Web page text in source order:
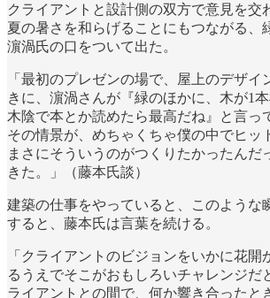
クライアントと設計側の双方で意見を交
夏の暑さを和らげることにもつながる、
濵渦氏の口をついて出た。
「最初のプレゼンの場で、屋上のデザイ
きに、濵渦さんが『緑のほかに、木が1
木陰で本とか読めたら最高だね』と言っ
その情景が、めちゃくちゃ僕の中でヒッ
まさにそういうのがつくりたかったんだ
きた。」（藤本氏談）
建築の仕事をやっていると、このような
すると、藤本氏は言葉を続ける。
「クライアントのビジョンをいかに花開
るうえでそこがおもしろいチャレンジだ
ライアントとの間で、何か響き合ったと